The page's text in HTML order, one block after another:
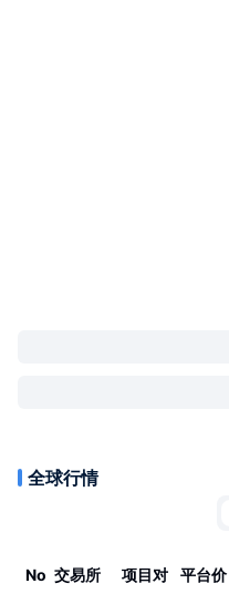
全球行情
No 交易所 项目对 平台价